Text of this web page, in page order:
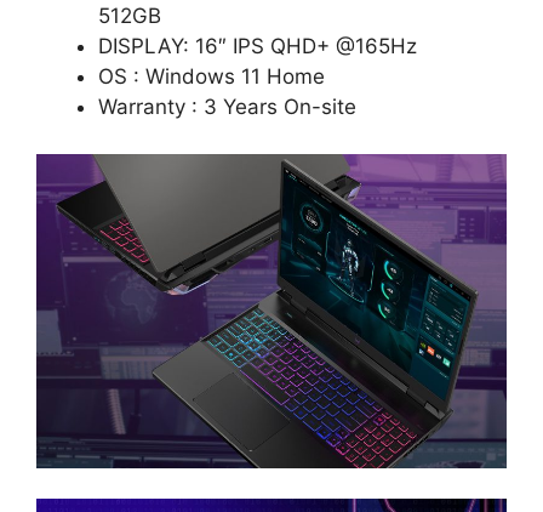
512GB
DISPLAY: 16″ IPS QHD+ @165Hz
OS : Windows 11 Home
Warranty : 3 Years On-site